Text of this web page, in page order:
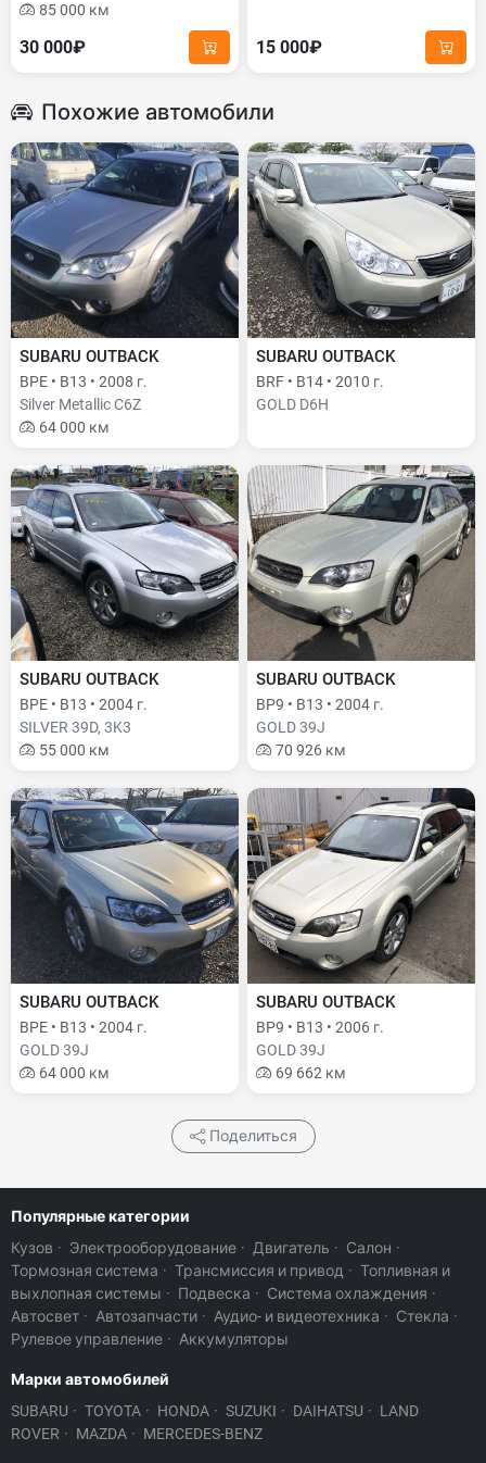
85 000 км
30 000₽ 15 000₽
Похожие автомобили
SUBARU OUTBACK
BPE • B13 • 2008 г.
Silver Metallic C6Z
64 000 км
SUBARU OUTBACK
BRF • B14 • 2010 г.
GOLD D6H
SUBARU OUTBACK
BPE • B13 • 2004 г.
SILVER 39D, 3K3
55 000 км
SUBARU OUTBACK
BP9 • B13 • 2004 г.
GOLD 39J
70 926 км
SUBARU OUTBACK
BPE • B13 • 2004 г.
GOLD 39J
64 000 км
SUBARU OUTBACK
BP9 • B13 • 2006 г.
GOLD 39J
69 662 км
Поделиться
Популярные категории
Кузов · Электрооборудование · Двигатель · Салон ·
Тормозная система · Трансмиссия и привод · Топливная и
выхлопная системы · Подвеска · Система охлаждения ·
Автосвет · Автозапчасти · Аудио- и видеотехника · Стекла ·
Рулевое управление · Аккумуляторы
Марки автомобилей
SUBARU · TOYOTA · HONDA · SUZUKI · DAIHATSU · LAND
ROVER · MAZDA · MERCEDES-BENZ